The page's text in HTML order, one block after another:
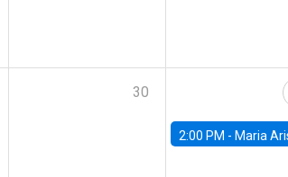
30
2:00 PM - Maria Aristizabal-Ramirez,